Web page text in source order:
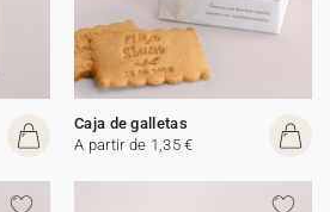
Caja de galletas
A partir de 1,35 €